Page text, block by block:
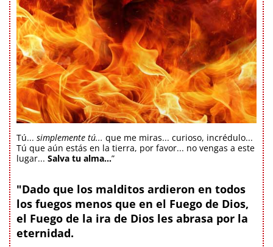
Tú... simplemente tú... que me miras... curioso, incrédulo...
Tú que aún estás en la tierra, por favor... no vengas a este
lugar... Salva tu alma...”
"Dado que los malditos ardieron en todos
los fuegos menos que en el Fuego de Dios,
el Fuego de la ira de Dios les abrasa por la
eternidad.